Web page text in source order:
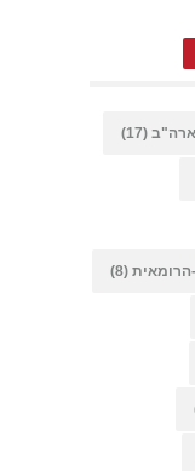
ארה"ב (17)
הרומאית (8)